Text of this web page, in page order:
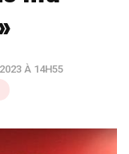
À 14H55